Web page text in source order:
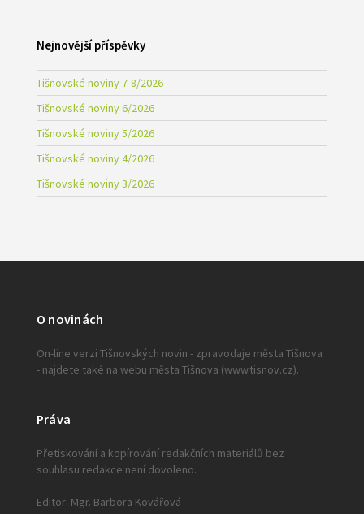
Nejnovější příspěvky
Tišnovské noviny 7-8/2026
Tišnovské noviny 6/2026
Tišnovské noviny 5/2026
Tišnovské noviny 4/2026
Tišnovské noviny 3/2026
O novinách
On-line verzi Tišnovských novin - zpravodaje města Tišnova
- najdete také na webu města Tišnova (www.tisnov.cz).
Práva
Přetiskování a kopírování redakčních materiálů bez
souhlasu redakce není dovoleno.
Editor: Mgr. Barbora Kovářová